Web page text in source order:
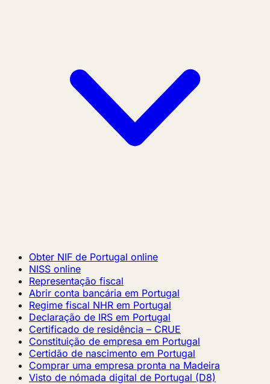
Obter NIF de Portugal online
NISS online
Representação fiscal
Abrir conta bancária em Portugal
Regime fiscal NHR em Portugal
Declaração de IRS em Portugal
Certificado de residência – CRUE
Constituição de empresa em Portugal
Certidão de nascimento em Portugal
Comprar uma empresa pronta na Madeira
Visto de nómada digital de Portugal (D8)